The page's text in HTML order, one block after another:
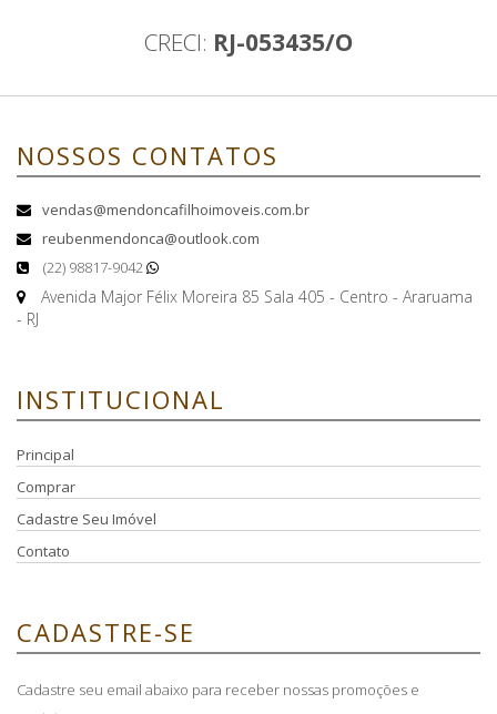
CRECI: RJ-053435/O
NOSSOS CONTATOS
vendas@mendoncafilhoimoveis.com.br
reubenmendonca@outlook.com
(22) 98817-9042
Avenida Major Félix Moreira 85 Sala 405 - Centro - Araruama
- RJ
INSTITUCIONAL
Principal
Comprar
Cadastre Seu Imóvel
Contato
CADASTRE-SE
Cadastre seu email abaixo para receber nossas promoções e